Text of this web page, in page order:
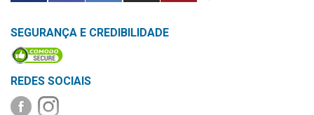
Socorros
Casa
e
SEGURANÇA E CREDIBILIDADE
REDES SOCIAIS